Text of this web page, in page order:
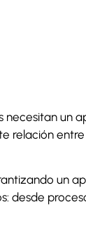
necesitan un
relación
un
desde